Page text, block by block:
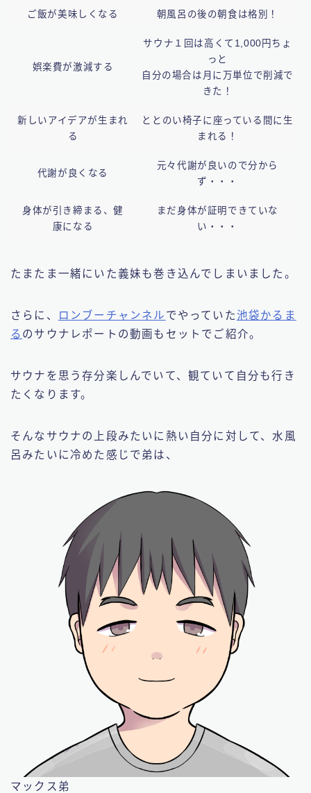
ご飯が美味しくなる 朝風呂の後の朝食は格別！
娯楽費が激減する
サウナ１回は高くて1,000円ちょ
っと
自分の場合は月に万単位で削減で
きた！
新しいアイデアが生まれ
る
ととのい椅子に座っている間に生
まれる！
代謝が良くなる
元々代謝が良いので分から
ず・・・
身体が引き締まる、健
康になる
まだ身体が証明できていな
い・・・
たまたま一緒にいた義妹も巻き込んでしまいました。
さらに、 ロンブーチャンネル でやっていた池袋かるま
る のサウナレポートの動画もセットでご紹介。
サウナを思う存分楽しんでいて、観ていて自分も行き
たくなります。
そんなサウナの上段みたいに熱い自分に対して、水風
呂みたいに冷めた感じで弟は、
マックス弟